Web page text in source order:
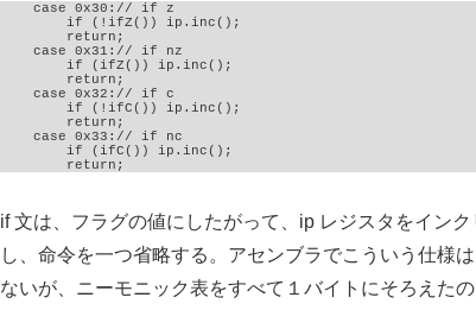
case 0x30:// if z
if (!ifZ()) ip.inc();
return;
case 0x31:// if nz
if (ifZ()) ip.inc();
return;
case 0x32:// if c
if (!ifC()) ip.inc();
return;
case 0x33:// if nc
if (ifC()) ip.inc();
return;
if 文は、フラグの値にしたがって、ip レジスタをインク
し、命令を一つ省略する。アセンブラでこういう仕様
ないが、ニーモニック表をすべて１バイトにそろえた